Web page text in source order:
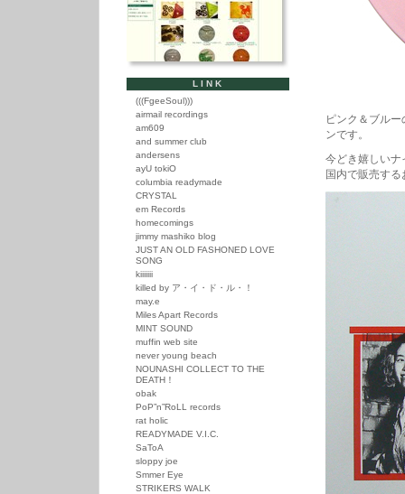
ピンク＆ブル
ンです。
今どき嬉しい
国内で販売す
LINK
(((FgeeSoul)))
airmail recordings
am609
and summer club
andersens
ayU tokiO
columbia readymade
CRYSTAL
em Records
homecomings
jimmy mashiko blog
JUST AN OLD FASHONED LOVE
SONG
kiiiiiii
killed by ア・イ・ド・ル・！
may.e
Miles Apart Records
MINT SOUND
muffin web site
never young beach
NOUNASHI COLLECT TO THE
DEATH！
obak
PoP”n”RoLL records
rat holic
READYMADE V.I.C.
SaToA
sloppy joe
Smmer Eye
STRIKERS WALK